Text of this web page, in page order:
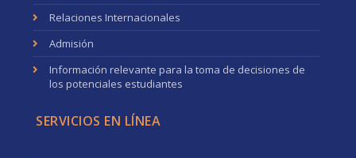
Relaciones Internacionales
Admisión
Información relevante para la toma de decisiones de
los potenciales estudiantes
SERVICIOS EN LÍNEA